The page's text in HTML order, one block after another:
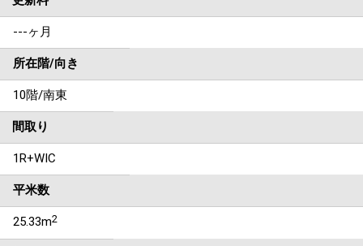
---ヶ月
所在階/向き
10階/南東
間取り
1R+WIC
平米数
25.33m2